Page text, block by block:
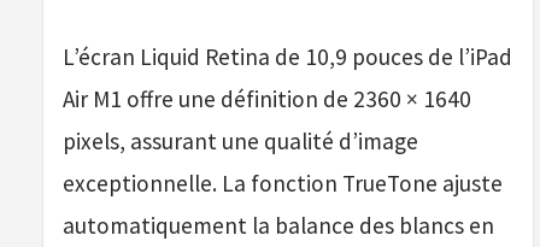
L’écran Liquid Retina de 10,9 pouces de l’iPad
Air M1 offre une définition de 2360 × 1640
pixels, assurant une qualité d’image
exceptionnelle. La fonction TrueTone ajuste
automatiquement la balance des blancs en